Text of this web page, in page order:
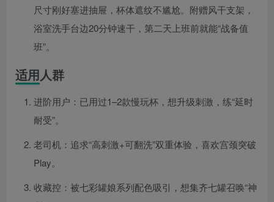
尺寸刚好塞进抽屉，杯体遮纹不尴尬。附赠风干支架，
浴室洗手台边20分钟速干，第二天上班前就能“战备值
班”。
适用人群
进阶用户：已用过1–2款慢玩杯，想升级刺激，练“延时
耐受”。
老司机：追求“高刺激+可翻洗”双重体验，喜欢宫颈突破
Play。
收藏控：被七彩罐娘系列配色吸引，想集齐七罐召唤“神